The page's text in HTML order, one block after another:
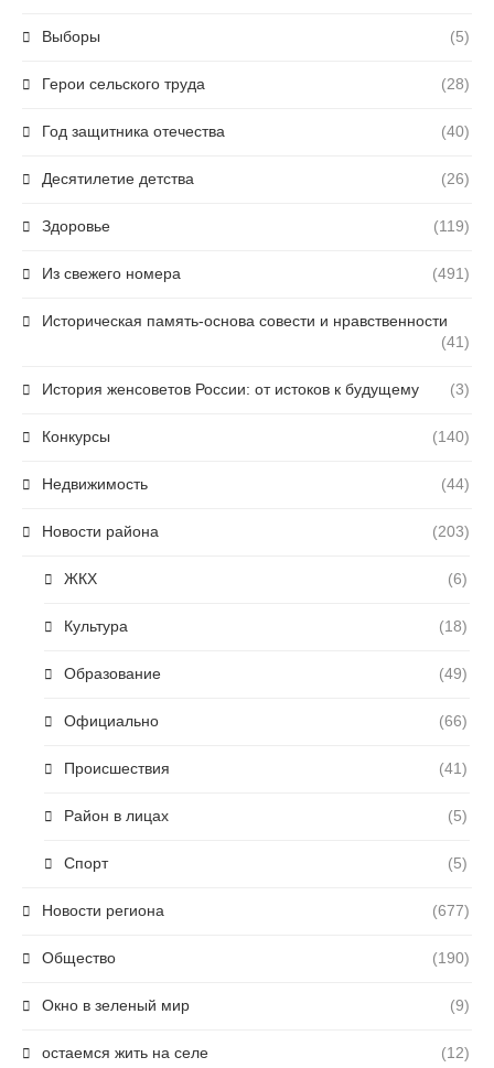
Выборы (5)
Герои сельского труда (28)
Год защитника отечества (40)
Десятилетие детства (26)
Здоровье (119)
Из свежего номера (491)
Историческая память-основа совести и нравственности
(41)
История женсоветов России: от истоков к будущему (3)
Конкурсы (140)
Недвижимость (44)
Новости района (203)
ЖКХ (6)
Культура (18)
Образование (49)
Официально (66)
Происшествия (41)
Район в лицах (5)
Спорт (5)
Новости региона (677)
Общество (190)
Окно в зеленый мир (9)
остаемся жить на селе (12)